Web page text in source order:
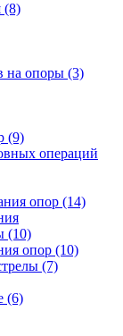
(8)
на опоры (3)
(9)
операций
опор (14)
(10)
опор (10)
(7)
(6)